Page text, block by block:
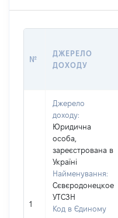
№
ДЖЕРЕЛО
ДОХОДУ
1
Джерело
доходу:
Юридична
особа,
зареєстрована в
Україні
Найменування:
Сєвєродонецкое
УТСЗН
Код в Єдиному